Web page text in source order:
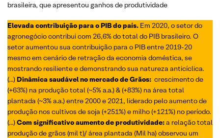
brasileira, que apresentou ganhos de produtividade
Elevada contribuição para o PIB do país. Em 2020, o setor do
agronegóciocontribui com 26,6% do total do PIB brasileiro. O
setor aumentou sua contribuição para o PIB entre 2019-20
mesmo em cenário de retração da economia doméstica, se
mostrando resiliente e demonstrando sua natureza anticíclica.
(…) Dinâmica saudável no mercado de Grãos: crescimento de
(+63%) na produção total (~5% a.a.) & (+83%) na área total
plantada (~3% a.a.) entre 2000 e 2021, liderado pelo aumento de
produção nos cultivos de soja (+251%) e milho (+121%) no período.
(…)Com significativo aumento de produtividade:a relação total
produção de grãos (mil t)/ área plantada (Mil ha) observou um